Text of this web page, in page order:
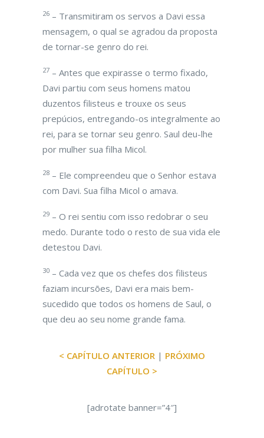
26 – Transmitiram os servos a Davi essa
mensagem, o qual se agradou da proposta
de tornar-se genro do rei.
27 – Antes que expirasse o termo fixado,
Davi partiu com seus homens matou
duzentos filisteus e trouxe os seus
prepúcios, entregando-os integralmente ao
rei, para se tornar seu genro. Saul deu-lhe
por mulher sua filha Micol.
28 – Ele compreendeu que o Senhor estava
com Davi. Sua filha Micol o amava.
29 – O rei sentiu com isso redobrar o seu
medo. Durante todo o resto de sua vida ele
detestou Davi.
30 – Cada vez que os chefes dos filisteus
faziam incursões, Davi era mais bem-
sucedido que todos os homens de Saul, o
que deu ao seu nome grande fama.
< CAPÍTULO ANTERIOR | PRÓXIMO
CAPÍTULO >
[adrotate banner=”4″]